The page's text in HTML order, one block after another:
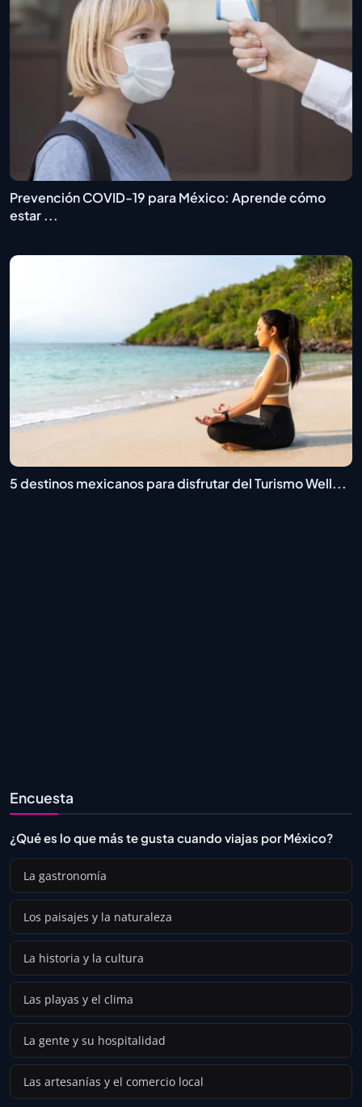
Prevención COVID-19 para México: Aprende cómo
estar ...
5 destinos mexicanos para disfrutar del Turismo Well...
Encuesta
¿Qué es lo que más te gusta cuando viajas por México?
La gastronomía
Los paisajes y la naturaleza
La historia y la cultura
Las playas y el clima
La gente y su hospitalidad
Las artesanías y el comercio local